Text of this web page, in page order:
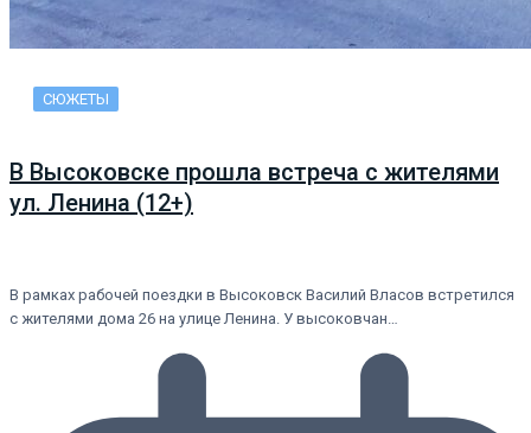
СЮЖЕТЫ
В Высоковске прошла встреча с жителями
ул. Ленина (12+)
В рамках рабочей поездки в Высоковск Василий Власов встретился
с жителями дома 26 на улице Ленина. У высоковчан…